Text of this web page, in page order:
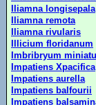
Iliamna longisepala
Iliamna remota
Iliamna rivularis
Illicium floridanum
Imbribryum
Impatiens Xpacifica
Impatiens aurella
Impatiens balfourii
Impatiens